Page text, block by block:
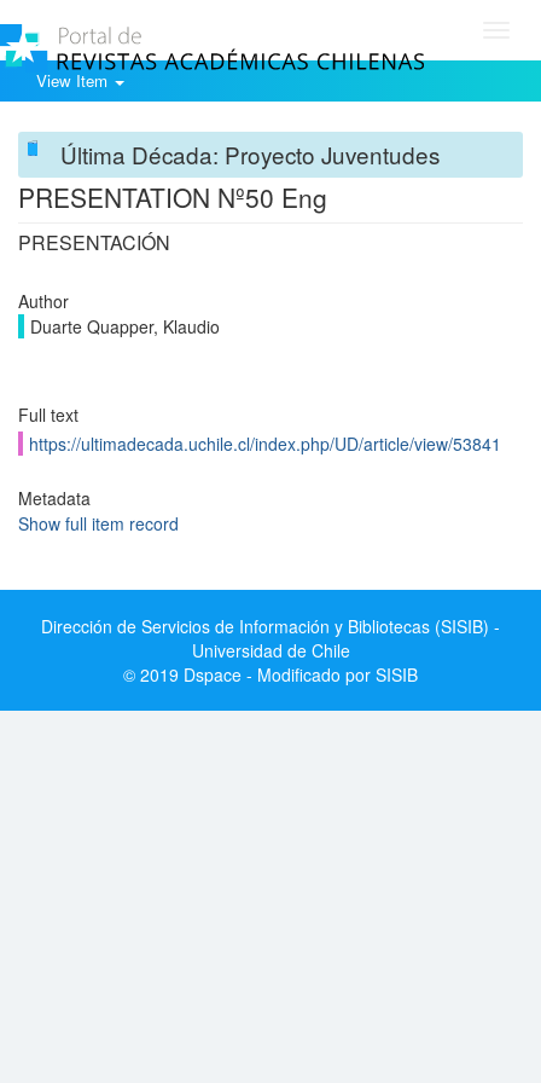
View Item
Última Década: Proyecto Juventudes
PRESENTATION Nº50 Eng
PRESENTACIÓN
Author
Duarte Quapper, Klaudio
Full text
https://ultimadecada.uchile.cl/index.php/UD/article/view/53841
Metadata
Show full item record
Dirección de Servicios de Información y Bibliotecas (SISIB) -
Universidad de Chile
© 2019 Dspace - Modificado por SISIB